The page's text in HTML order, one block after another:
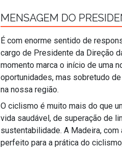
MENSAGEM DO
É com enorme sentido de
cargo de Presidente da Direção
momento marca o início de uma
oportunidades, mas sobretudo
na nossa região.
O ciclismo é muito mais do que
vida saudável, de superação de
sustentabilidade. A Madeira,
perfeito para a prática do